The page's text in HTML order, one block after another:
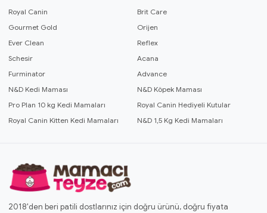
Royal Canin
Brit Care
Gourmet Gold
Orijen
Ever Clean
Reflex
Schesir
Acana
Furminator
Advance
N&D Kedi Maması
N&D Köpek Maması
Pro Plan 10 kg Kedi Mamaları
Royal Canin Hediyeli Kutular
Royal Canin Kitten Kedi Mamaları
N&D 1,5 Kg Kedi Mamaları
2018'den beri patili dostlarınız için doğru ürünü, doğru fiyata